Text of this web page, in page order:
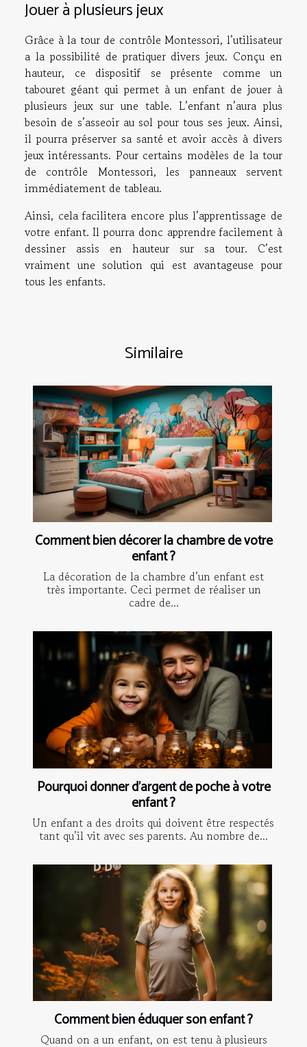
Jouer à plusieurs jeux
Grâce à la tour de contrôle Montessori, l’utilisateur
a la possibilité de pratiquer divers jeux. Conçu en
hauteur, ce dispositif se présente comme un
tabouret géant qui permet à un enfant de jouer à
plusieurs jeux sur une table. L’enfant n’aura plus
besoin de s’asseoir au sol pour tous ses jeux. Ainsi,
il pourra préserver sa santé et avoir accès à divers
jeux intéressants. Pour certains modèles de la tour
de contrôle Montessori, les panneaux servent
immédiatement de tableau.
Ainsi, cela facilitera encore plus l’apprentissage de
votre enfant. Il pourra donc apprendre facilement à
dessiner assis en hauteur sur sa tour. C’est
vraiment une solution qui est avantageuse pour
tous les enfants.
Similaire
Comment bien décorer la chambre de votre
enfant ?
La décoration de la chambre d’un enfant est
très importante. Ceci permet de réaliser un
cadre de...
Pourquoi donner d’argent de poche à votre
enfant ?
Un enfant a des droits qui doivent être respectés
tant qu’il vit avec ses parents. Au nombre de...
Comment bien éduquer son enfant ?
Quand on a un enfant, on est tenu à plusieurs